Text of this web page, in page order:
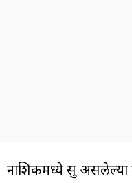
नाशिकमध्ये सुरू